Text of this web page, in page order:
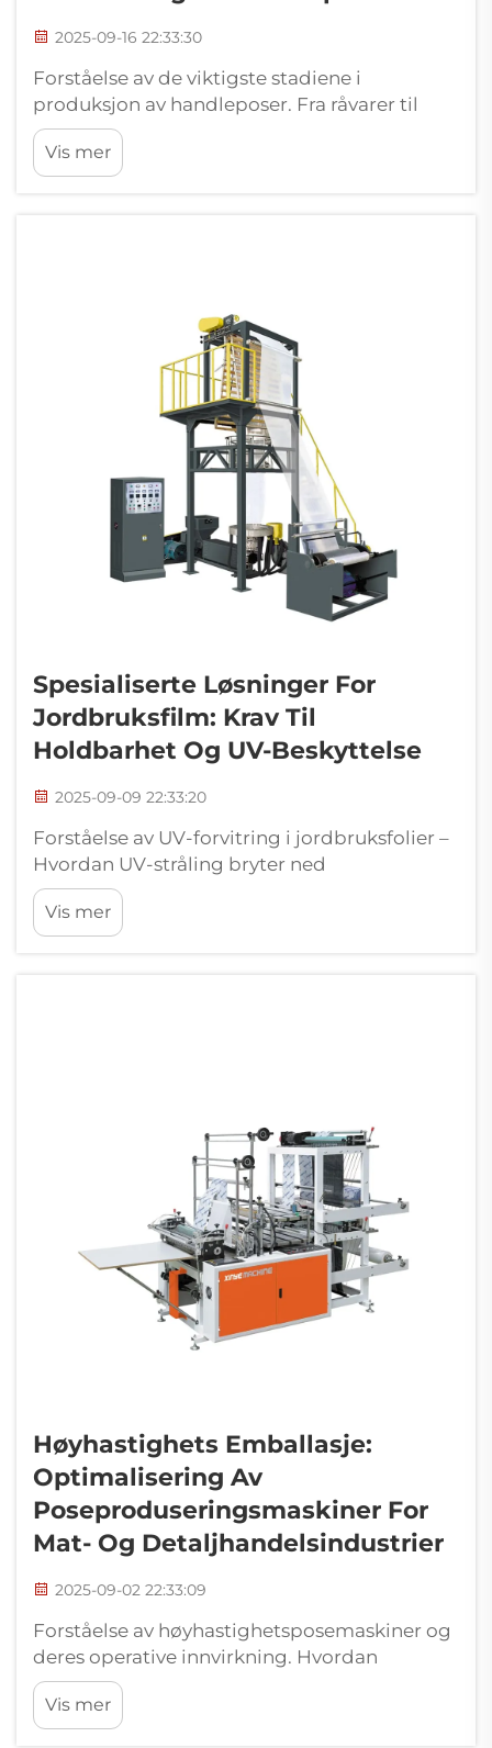
2025-09-16 22:33:30
Forståelse av de viktigste stadiene i
produksjon av handleposer. Fra råvarer til
ferdig produkt: Oversikt over arbeidsflyten i
produksjon av handleposer. Produksjon av
handleposer omformer råplast eller
Vis mer
Spesialiserte Løsninger For
Jordbruksfilm: Krav Til
Holdbarhet Og UV-Beskyttelse
2025-09-09 22:33:20
Forståelse av UV-forvitring i jordbruksfolier –
Hvordan UV-stråling bryter ned
polymerkjeder i jordbruksfolier Når
ultraviolett lys treffer plastfolier til bruk i
jordbruket, setter det i gang en kjemisk
Vis mer
Høyhastighets Emballasje:
Optimalisering Av
Poseproduseringsmaskiner For
Mat- Og Detaljhandelsindustrier
2025-09-02 22:33:09
Forståelse av høyhastighetsposemaskiner og
deres operative innvirkning. Hvordan
automatiserte poseproduserte maskiner
muliggjør høyhastighetsinnpakking. Dagens
poseproduserte utstyr kan produsere
Vis mer